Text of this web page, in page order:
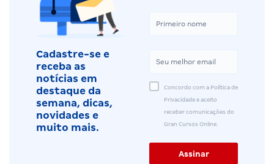
Cadastre-se e
receba as
notícias em
destaque da
semana, dicas,
novidades e
muito mais.
Concordo com a Política de
Privacidade e aceito
receber comunicações do
Gran Cursos Online.